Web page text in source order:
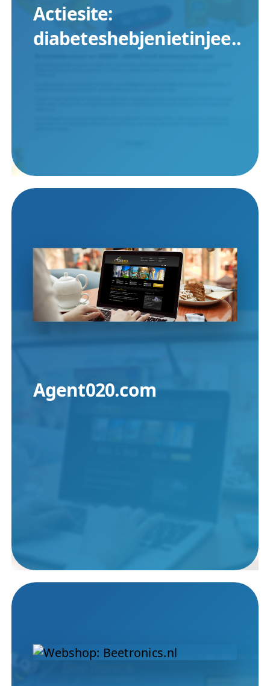
Actiesite:
diabeteshebjenietinjee..
Agent020.com